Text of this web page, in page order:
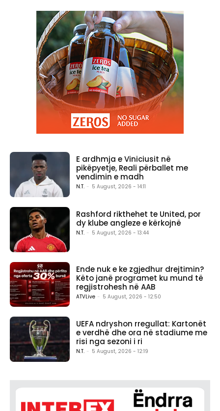
E ardhmja e Viniciusit në
pikëpyetje, Reali përballet me
vendimin e madh
N.T. - 5 August, 2026 - 14:11
Rashford rikthehet te United, por
dy klube angleze e kërkojnë
N.T. - 5 August, 2026 - 13:44
Ende nuk e ke zgjedhur drejtimin?
Këto janë programet ku mund të
regjistrohesh në AAB
ATVLive - 5 August, 2026 - 12:50
UEFA ndryshon rregullat: Kartonët
e verdhë dhe ora në stadiume me
risi nga sezoni i ri
N.T. - 5 August, 2026 - 12:19